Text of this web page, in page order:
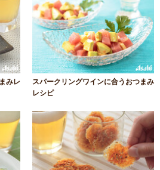
みレ
スパークリングワインに合うおつまみ
レシピ